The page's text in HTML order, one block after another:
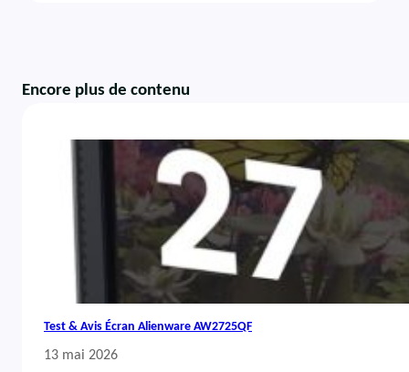
Encore plus de contenu
Test & Avis Écran Alienware AW2725QF
13 mai 2026